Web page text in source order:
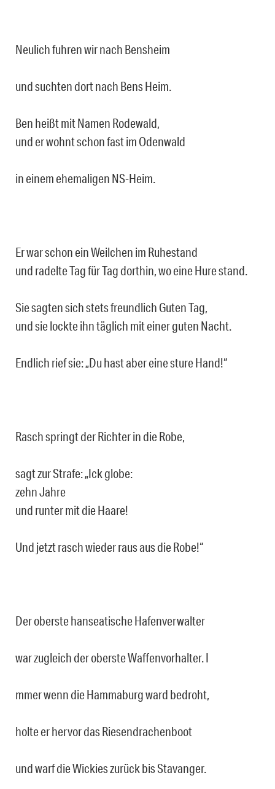
Neulich fuhren wir nach Bensheim
und suchten dort nach Bens Heim.
Ben heißt mit Namen Rodewald,
und er wohnt schon fast im Odenwald
in einem ehemaligen NS-Heim.
Er war schon ein Weilchen im Ruhestand
und radelte Tag für Tag dorthin, wo eine Hure stand.
Sie sagten sich stets freundlich Guten Tag,
und sie lockte ihn täglich mit einer guten Nacht.
Endlich rief sie: „Du hast aber eine sture Hand!“
Rasch springt der Richter in die Robe,
sagt zur Strafe: „Ick globe:
zehn Jahre
und runter mit die Haare!
Und jetzt rasch wieder raus aus die Robe!“
Der oberste hanseatische Hafenverwalter
war zugleich der oberste Waffenvorhalter. I
mmer wenn die Hammaburg ward bedroht,
holte er hervor das Riesendrachenboot
und warf die Wickies zurück bis Stavanger.